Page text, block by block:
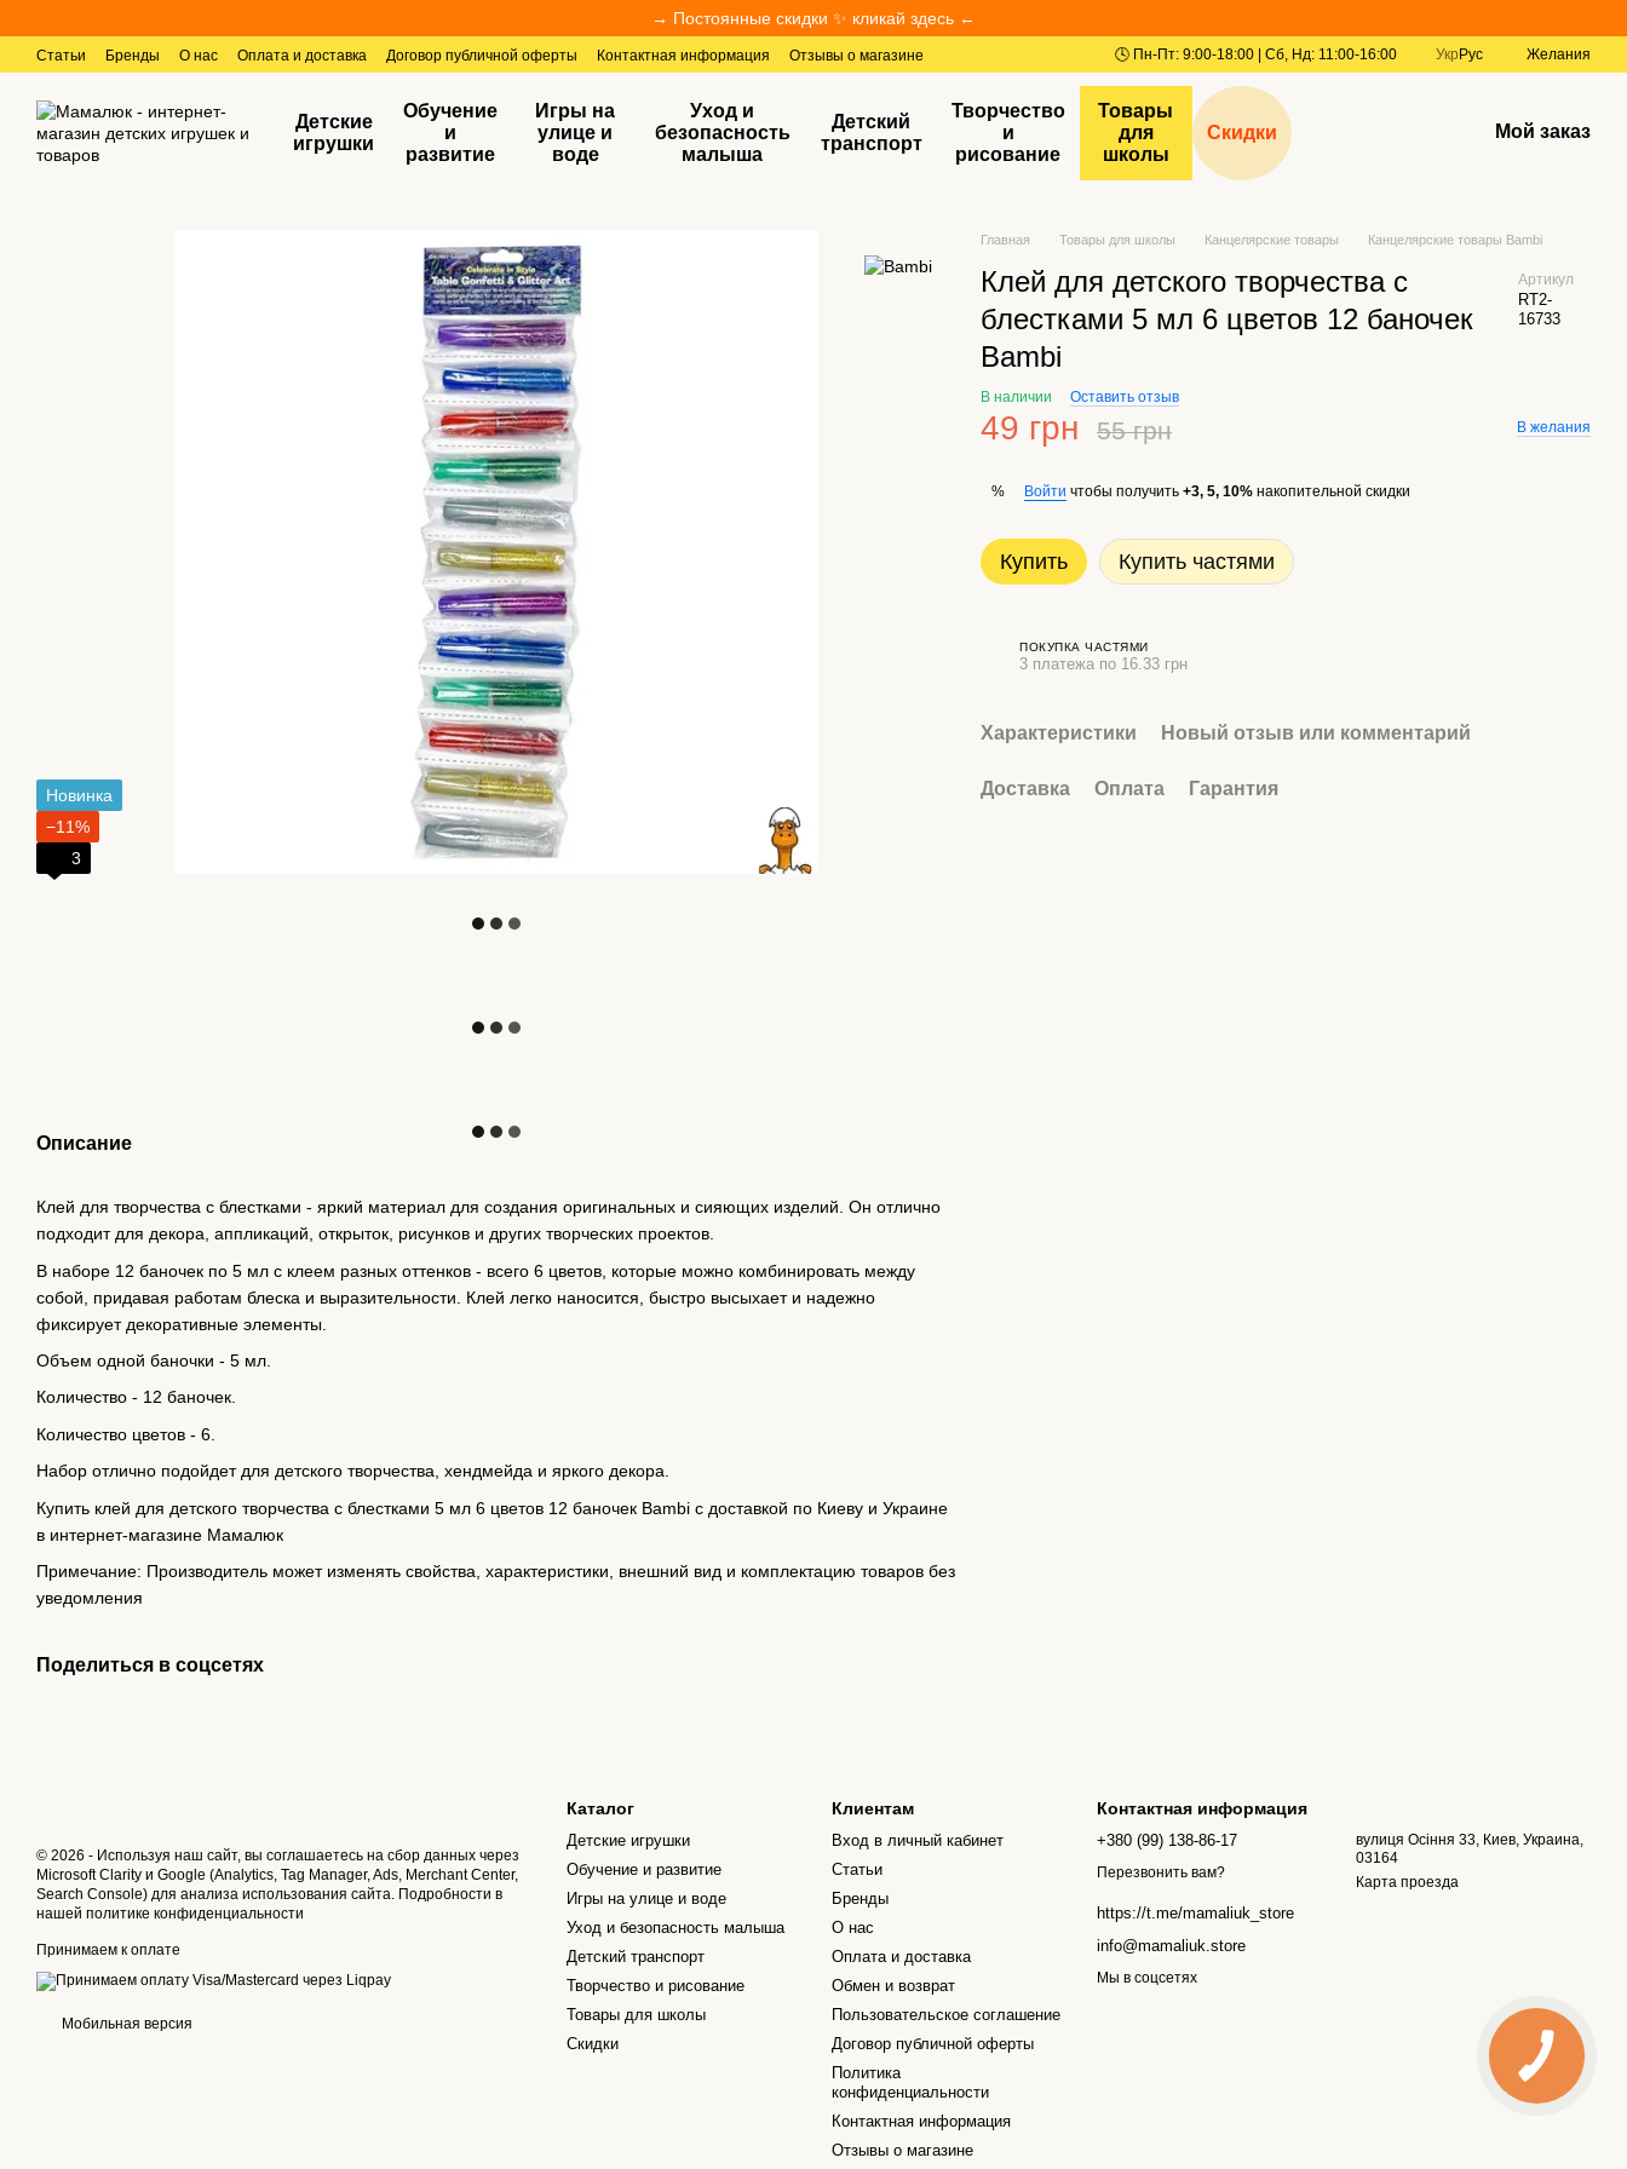
→ Постоянные скидки ✨ кликай здесь ←
Статьи Бренды О нас Оплата и доставка Договор публичной оферты Контактная информация Отзывы о магазине Укр Рус Желания
Детские
игрушки
Обучение
и
развитие
Игры на
улице и
воде
Уход и
безопасность
малыша
Детский
транспорт
Творчество
и
рисование
Товары
для
школы
Скидки Мой заказ
Новинка
−11%
3
Описание
Клей для творчества с блестками - яркий материал для создания оригинальных и сияющих изделий. Он отлично
подходит для декора, аппликаций, открыток, рисунков и других творческих проектов.
В наборе 12 баночек по 5 мл с клеем разных оттенков - всего 6 цветов, которые можно комбинировать между
собой, придавая работам блеска и выразительности. Клей легко наносится, быстро высыхает и надежно
фиксирует декоративные элементы.
Объем одной баночки - 5 мл.
Количество - 12 баночек.
Количество цветов - 6.
Набор отлично подойдет для детского творчества, хендмейда и яркого декора.
Купить клей для детского творчества с блестками 5 мл 6 цветов 12 баночек Bambi с доставкой по Киеву и Украине
в интернет-магазине Мамалюк
Примечание: Производитель может изменять свойства, характеристики, внешний вид и комплектацию товаров без
уведомления
Поделиться в соцсетях
Главная Товары для школы Канцелярские товары Канцелярские товары Bambi
Клей для детского творчества с
блестками 5 мл 6 цветов 12 баночек
Bambi
Артикул
RT2-
16733
В наличии Оставить отзыв
49 грн 55 грн В желания
% Войти чтобы получить+3, 5, 10% накопительной скидки
Купить Купить частями
ПОКУПКА ЧАСТЯМИ
3 платежа по 16.33 грн
Характеристики Новый отзыв или комментарий
Доставка Оплата Гарантия
© 2026 - Используя наш сайт, вы соглашаетесь на сбор данных через
Microsoft Clarity и Google (Analytics, Tag Manager, Ads, Merchant Center,
Search Console) для анализа использования сайта. Подробности в
нашей политике конфиденциальности
Принимаем к оплате
Мобильная версия
Каталог
Детские игрушки
Обучение и развитие
Игры на улице и воде
Уход и безопасность малыша
Детский транспорт
Творчество и рисование
Товары для школы
Скидки
Клиентам
Вход в личный кабинет
Статьи
Бренды
О нас
Оплата и доставка
Обмен и возврат
Пользовательское соглашение
Договор публичной оферты
Политика
конфиденциальности
Контактная информация
Отзывы о магазине
Контактная информация
+380 (99) 138-86-17
Перезвонить вам?
https://t.me/mamaliuk_store
info@mamaliuk.store
вулиця Осіння 33, Киев, Украина,
03164
Карта проезда
Мы в соцсетях